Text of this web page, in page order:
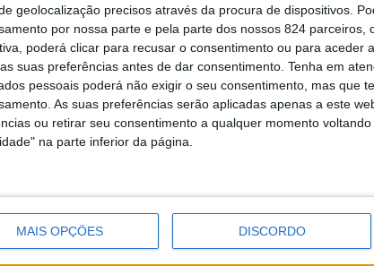
geolocalização precisos através da procura de dispositivos.
por nossa parte e pela parte dos nossos 824 parceiros,
poderá clicar para recusar o consentimento ou para aceder
suas preferências antes de dar consentimento. Tenha em
pessoais poderá não exigir o seu consentimento, mas que
As suas preferências serão aplicadas apenas a este
ou retirar seu consentimento a qualquer momento
na parte inferior da página.
MAIS OPÇÕES DISCORDO